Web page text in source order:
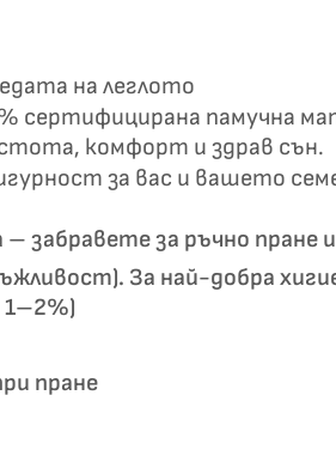
на леглото
сертифицирана памучна
комфорт и здрав сън.
за вас и вашето
забравете за ръчно
За най-добра
пране